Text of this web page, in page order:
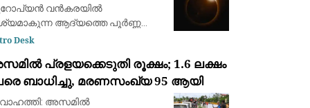
വൻകരയിൽ
ആദ്യത്തെ പൂർണ്ണ
സാക്ഷ്യം
ഓഗസ്റ്റ് 12-നാണ്
സൂര്യനെ പൂർണ്ണമായി മറയ്ക
Desk
പ്രളയക്കെടുതി രൂക്ഷം; 1.6 ലക്ഷം
ബാധിച്ചു, മരണസംഖ്യ 95 ആയി
അസമിൽ